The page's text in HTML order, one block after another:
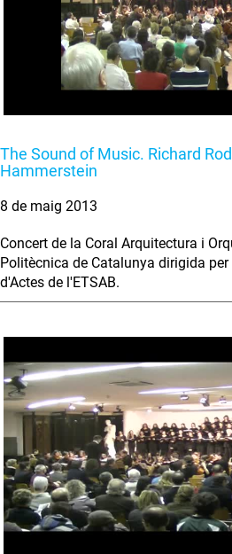
The Sound of Music. Richard
Hammerstein
8 de maig 2013
Concert de la Coral Arquitectura i
Politècnica de Catalunya dirigida
d'Actes de l'ETSAB.